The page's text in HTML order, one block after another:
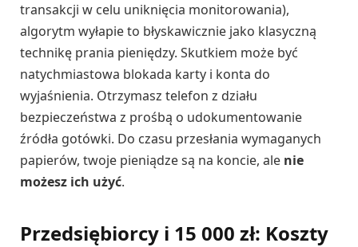
transakcji w celu uniknięcia monitorowania),
algorytm wyłapie to błyskawicznie jako klasyczną
technikę prania pieniędzy. Skutkiem może być
natychmiastowa blokada karty i konta do
wyjaśnienia. Otrzymasz telefon z działu
bezpieczeństwa z prośbą o udokumentowanie
źródła gotówki. Do czasu przesłania wymaganych
papierów, twoje pieniądze są na koncie, ale nie
możesz ich użyć.
Przedsiębiorcy i 15 000 zł: Koszty